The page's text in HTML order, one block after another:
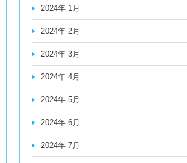
2024年 1月
2024年 2月
2024年 3月
2024年 4月
2024年 5月
2024年 6月
2024年 7月